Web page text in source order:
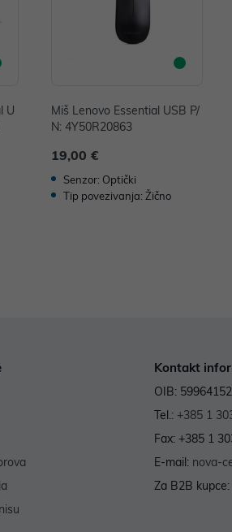
U
Miš Lenovo Essential USB P/
N: 4Y50R20863
19,00 €
Senzor: Optički
Tip povezivanja: Žično
Kontakt
OIB:
Tel.: +385 1
Fax: +385 1
E-mail: nova-
Za B2B kupce: